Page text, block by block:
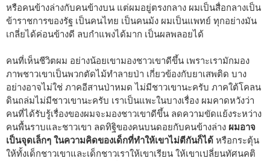
หรือคนข้างล่างกับคนข้างบน แต่ผมอยู่ตรงกลาง ผมเป็นสื่อกลางเป็น
ข้าราชการของรัฐ เป็นคนไทย เป็นคนม้ง ผมเป็นแพทย์ ทุกอย่างมัน
เกลี่ยได้ค่อนข้างดี ลบกำแพงได้มาก เป็นผลพลอยได้
คนที่เห็นชีวิตผม อย่างน้อยเขามองชาวเขาดีขึ้น เพราะเรามักมอง
ภาพชาวเขาเป็นพวกตัดไม้ทำลายป่า เกี่ยวข้องกับยาเสพติด บาง
อย่างอาจไม่ใช่ ภาคอีสานป่าหมด ไม่มีชาวเขานะครับ ภาคใต้โคลน
ดินถล่มไม่มีชาวเขานะครับ เราเป็นแพะในบางเรื่อง ผมคาดหวังว่า
คนที่ได้รับรู้เรื่องของผมจะมองชาวเขาดีขึ้น ลดความขัดแย้งระหว่าง
คนพื้นราบและชาวเขา ลดทิฐิของคนบนดอยกับคนข้างล่าง ผมอาจ
เป็นจุดเล็กๆ ในความคิดของเด็กที่ทำให้เขาไม่ตีกันก็ได้ หรือกระตุ้น
ให้ทั้งเด็กชาวเขาและเด็กชาวเราให้เขาเรียน ให้เขาเปลี่ยนทัศนคติ